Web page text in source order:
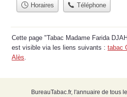
Horaires Téléphone
Cette page "Tabac Madame Farida
est visible via les liens suivants : tabac
Alès
BureauTabac.fr, l'annuaire de tous